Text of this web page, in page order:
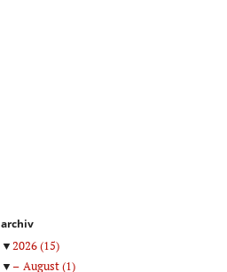
archiv
▼2026(15)
▼
August(1)